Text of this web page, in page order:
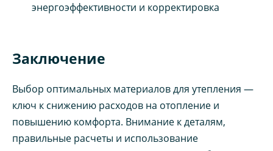
энергоэффективности и корректировка
Заключение
Выбор оптимальных материалов для утепления —
ключ к снижению расходов на отопление и
повышению комфорта. Внимание к деталям,
правильные расчеты и использование